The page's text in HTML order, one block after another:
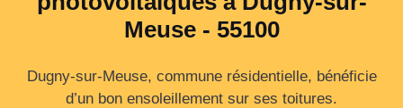
Meuse - 55100
Dugny-sur-Meuse, commune résidentielle, bénéficie
d’un bon ensoleillement sur ses toitures.